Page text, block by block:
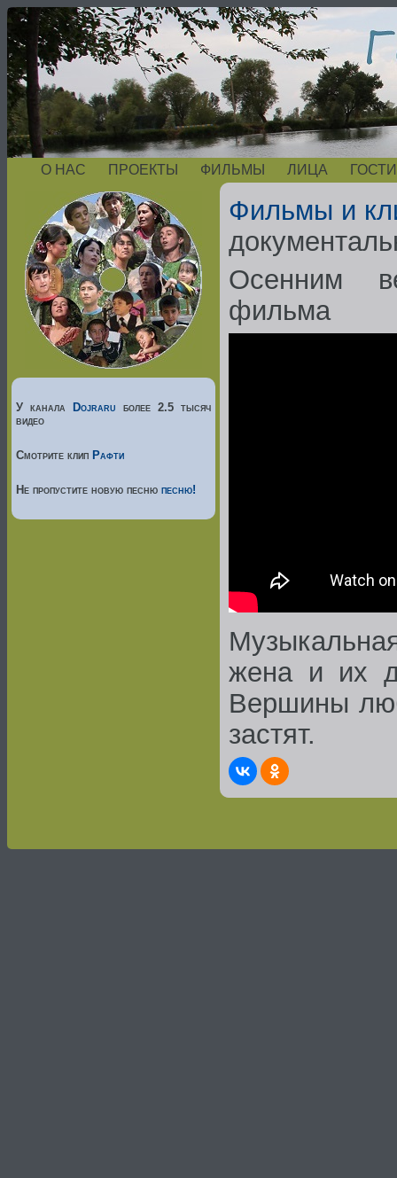
О НАС ПРОЕКТЫ ФИЛЬМЫ ЛИЦА ГОСТИ
У канала Dojraru более 2.5 тысяч
видео
Смотрите клип Рафти
Не пропустите новую песню песню!
Фильмы и
Осенним
фильма
жена и их
Вершины
застят.